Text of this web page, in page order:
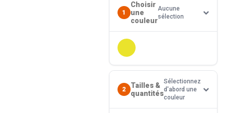
1
Choisir
une
couleur
Aucune
sélection
2
Tailles &
quantités
Sélectionnez
d'abord une
couleur